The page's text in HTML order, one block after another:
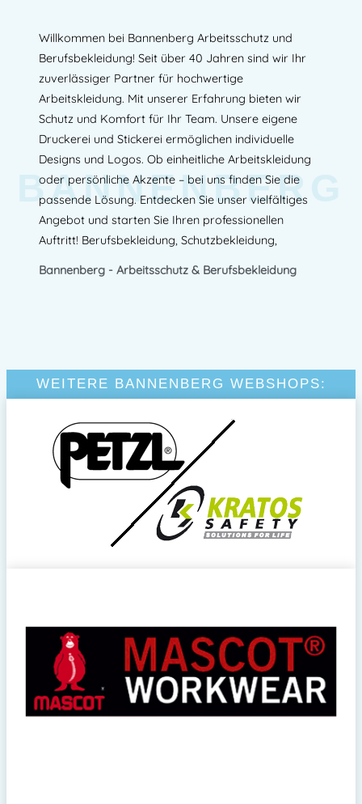
Willkommen bei Bannenberg Arbeitsschutz und
Berufsbekleidung! Seit über 40 Jahren sind wir Ihr
zuverlässiger Partner für hochwertige
Arbeitskleidung. Mit unserer Erfahrung bieten wir
Schutz und Komfort für Ihr Team. Unsere eigene
Druckerei und Stickerei ermöglichen individuelle
Designs und Logos. Ob einheitliche Arbeitskleidung
oder persönliche Akzente – bei uns finden Sie die
passende Lösung. Entdecken Sie unser vielfältiges
Angebot und starten Sie Ihren professionellen
Auftritt! Berufsbekleidung, Schutzbekleidung,
Bannenberg - Arbeitsschutz & Berufsbekleidung
BANNENBERG
WEITERE BANNENBERG WEBSHOPS: